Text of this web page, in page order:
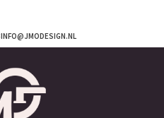
INFO@JMODESIGN.NL